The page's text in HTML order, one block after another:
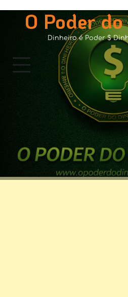
contentO Poder
Dinheiro é Poder $